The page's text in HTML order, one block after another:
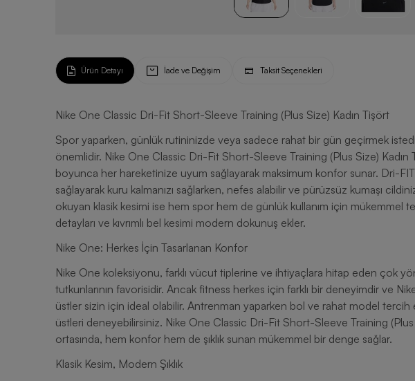
Ürün Detayı İade ve Değişim Taksit Seçenekleri
Nike One Classic Dri-Fit Short-Sleeve Training (Plus Size) Kadın Tişört
Spor yaparken, günlük rutininizde veya sadece rahat bir gün geçirmek
önemlidir. Nike One Classic Dri-Fit Short-Sleeve Training (Plus Size) Kadın
boyunca her hareketinize uyum sağlayarak maksimum konfor sunar. Dri-FIT
sağlayarak kuru kalmanızı sağlarken, nefes alabilir ve pürüzsüz kumaşı
okuyan klasik kesimi ise hem spor hem de günlük kullanım için mükemmel
detayları ve kıvrımlı bel kesimi modern dokunuş ekler.
Nike One: Herkes İçin Tasarlanan Konfor
Nike One koleksiyonu, farklı vücut tiplerine ve ihtiyaçlara hitap eden çok
tutkunlarının favorisidir. Ancak fitness herkes için farklı bir deneyimdir ve
üstler sizin için ideal olabilir. Antrenman yaparken bol ve rahat model tercih
üstleri deneyebilirsiniz. Nike One Classic Dri-Fit Short-Sleeve Training (Plus
ortasında, hem konfor hem de şıklık sunan mükemmel bir denge sağlar.
Klasik Kesim, Modern Şıklık